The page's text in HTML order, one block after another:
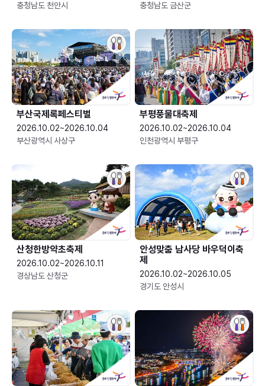
충청남도 천안시
충청남도 금산군
부산국제록페스티벌
2026.10.02~2026.10.04
부산광역시 사상구
부평풍물대축제
2026.10.02~2026.10.04
인천광역시 부평구
산청한방약초축제
2026.10.02~2026.10.11
경상남도 산청군
안성맞춤 남사당 바우덕이축
제
2026.10.02~2026.10.05
경기도 안성시